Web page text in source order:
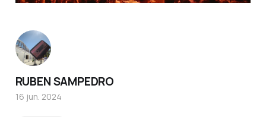
RUBEN SAMPEDRO
16 jun. 2024